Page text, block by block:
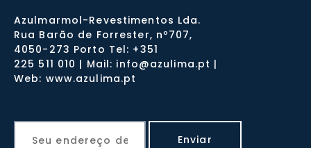
Azulmarmol-Revestimentos Lda.
Rua Barão de Forrester, nº707,
4050-273 Porto Tel: +351
225 511 010 | Mail: info@azulima.pt |
Web: www.azulima.pt